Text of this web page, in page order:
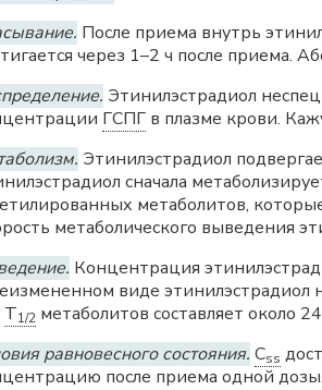
После приема внутрь
через 1–2 ч после приема.
Этинилэстрадиол
ГСПГ в плазме крови.
Этинилэстрадиол
сначала
метаболитов,
метаболического выведения
Концентрация
виде этинилэстрадиол
T1/2 метаболитов составляет около
равновесного состояния. Css
после приема одной дозы.